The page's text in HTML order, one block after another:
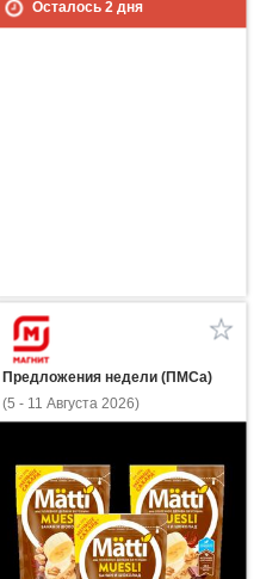
Осталось 2дня
Предложения недели (ПМСа)
(5 - 11 Августа 2026)